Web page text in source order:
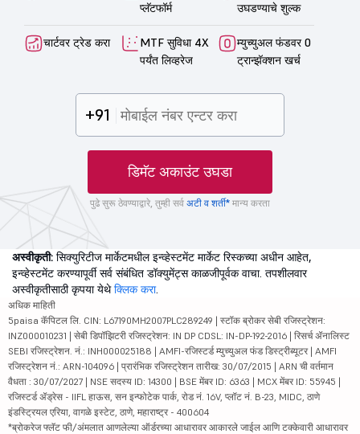
प्लॅटफॉर्म
उघडण्याचे शुल्क
चार्टवर ट्रेड करा
MTF सुविधा 4X
पर्यंत लिव्हरेज
म्युच्युअल फंडवर 0
ट्रान्झॅक्शन खर्च
+91
डिमॅट अकाउंट उघडा
पुढे सुरू ठेवण्याद्वारे, तुम्ही सर्व अटी व शर्ती* मान्य करता
अस्वीकृती: सिक्युरिटीज मार्केटमधील इन्व्हेस्टमेंट मार्केट रिस्कच्या अधीन आहेत,
इन्व्हेस्टमेंट करण्यापूर्वी सर्व संबंधित डॉक्युमेंट्स काळजीपूर्वक वाचा. तपशीलवार
अस्वीकृतीसाठी कृपया येथेक्लिक करा.
अधिक माहिती
5paisa कॅपिटल लि. CIN: L67190MH2007PLC289249 | स्टॉक ब्रोकर सेबी रजिस्ट्रेशन:
INZ000010231 | सेबी डिपॉझिटरी रजिस्ट्रेशन: IN DP CDSL: IN-DP-192-2016 | रिसर्च ॲनालिस्ट
SEBI रजिस्ट्रेशन. नं.: INH000025188 | AMFI-रजिस्टर्ड म्युच्युअल फंड डिस्ट्रीब्यूटर | AMFI
रजिस्ट्रेशन नं.: ARN-104096 | प्रारंभिक रजिस्ट्रेशन तारीख: 30/07/2015 | ARN ची वर्तमान
वैधता : 30/07/2027 | NSE सदस्य ID: 14300 | BSE मेंबर ID: 6363 | MCX मेंबर ID: 55945 |
रजिस्टर्ड ॲड्रेस - IIFL हाऊस, सन इन्फोटेक पार्क, रोड नं. 16V, प्लॉट नं. B-23, MIDC, ठाणे
इंडस्ट्रियल एरिया, वागळे इस्टेट, ठाणे, महाराष्ट्र - 400604
*ब्रोकरेज फ्लॅट फी/अंमलात आणलेल्या ऑर्डरच्या आधारावर आकारले जाईल आणि टक्केवारी आधारावर